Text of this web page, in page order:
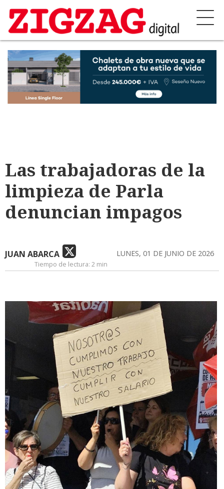
Las trabajadoras de la
limpieza de Parla
denuncian impagos
JUAN ABARCA LUNES, 01 DE JUNIO DE 2026
Tiempo de lectura: 2 min